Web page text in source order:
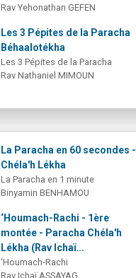
Rav Yehonathan GEFEN
Les 3 Pépites de la Paracha
Béhaalotékha
Les 3 Pépites de la Paracha
Rav Nathaniel MIMOUN
La Paracha en 60 secondes -
Chéla'h Lékha
La Paracha en 1 minute
Binyamin BENHAMOU
‘Houmach-Rachi - 1ère
montée - Paracha Chéla'h
Lékha (Rav Ichaï...
‘Houmach-Rachi
Rav Ichaï ASSAYAG